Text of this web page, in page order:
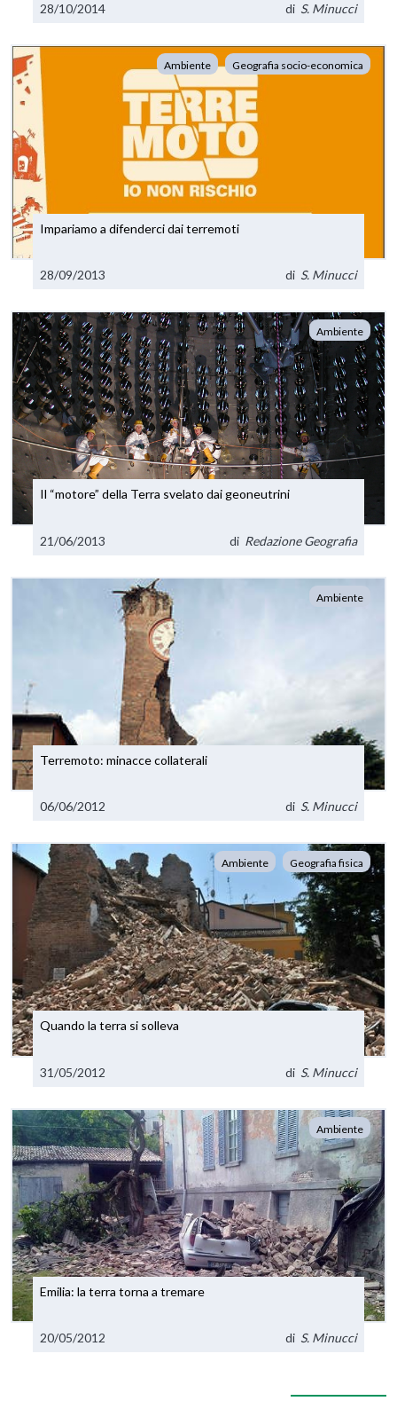
28/10/2014 di S. Minucci
Ambiente Geografia socio-economica
Impariamo a difenderci dai terremoti
28/09/2013 di S. Minucci
Ambiente
Il “motore” della Terra svelato dai geoneutrini
21/06/2013 di Redazione Geografia
Ambiente
Terremoto: minacce collaterali
06/06/2012 di S. Minucci
Ambiente Geografia fisica
Quando la terra si solleva
31/05/2012 di S. Minucci
Ambiente
Emilia: la terra torna a tremare
20/05/2012 di S. Minucci